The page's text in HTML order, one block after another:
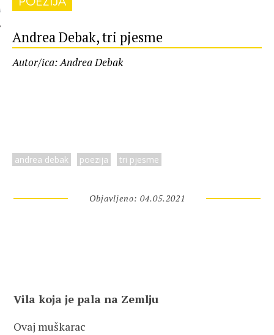
Andrea Debak, tri pjesme
Autor/ica: Andrea Debak
andrea debak poezija tri pjesme
Objavljeno: 04.05.2021
Vila koja je pala na Zemlju
Ovaj muškarac